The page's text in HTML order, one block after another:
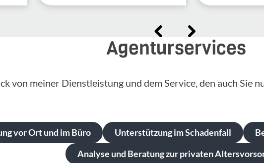
Agenturservices
von meiner Dienstleistung und dem Service, den auch Sie
vor Ort und im Büro Unterstützung im Schadenfall
Analyse und Beratung zur privaten